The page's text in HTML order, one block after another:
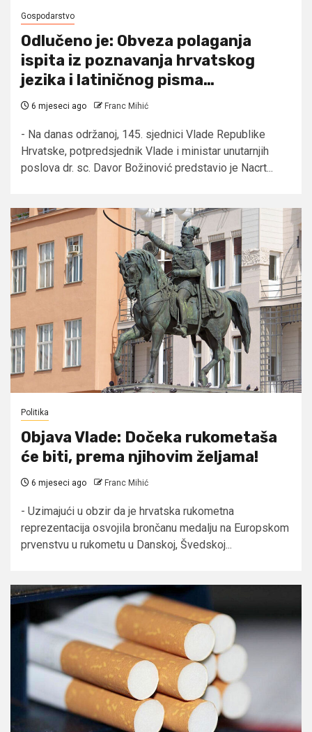
Gospodarstvo
Odlučeno je: Obveza polaganja
ispita iz poznavanja hrvatskog
jezika i latiničnog pisma…
6 mjeseci ago Franc Mihić
- Na danas održanoj, 145. sjednici Vlade Republike
Hrvatske, potpredsjednik Vlade i ministar unutarnjih
poslova dr. sc. Davor Božinović predstavio je Nacrt...
Politika
Objava Vlade: Dočeka rukometaša
će biti, prema njihovim željama!
6 mjeseci ago Franc Mihić
- Uzimajući u obzir da je hrvatska rukometna
reprezentacija osvojila brončanu medalju na Europskom
prvenstvu u rukometu u Danskoj, Švedskoj...